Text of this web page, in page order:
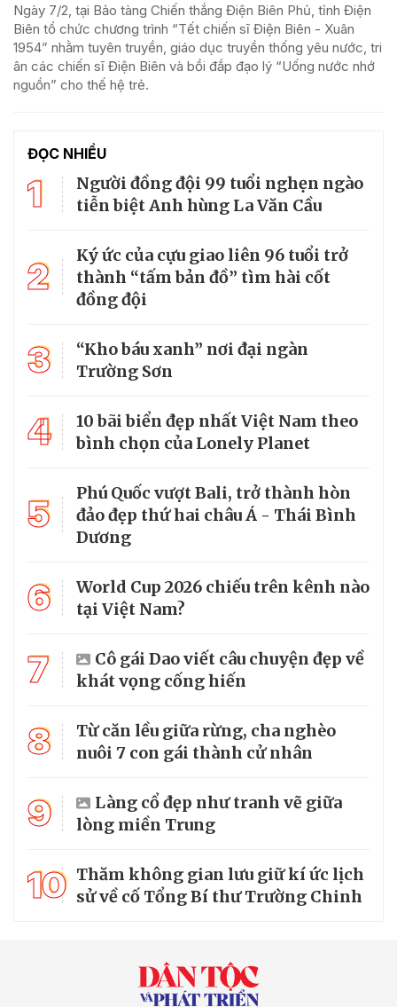
Ngày 7/2, tại Bảo tàng Chiến thắng Điện Biên Phủ, tỉnh Điện
Biên tổ chức chương trình “Tết chiến sĩ Điện Biên - Xuân
1954” nhằm tuyên truyền, giáo dục truyền thống yêu nước, tri
ân các chiến sĩ Điện Biên và bồi đắp đạo lý “Uống nước nhớ
nguồn” cho thế hệ trẻ.
ĐỌC NHIỀU
1
Người đồng đội 99 tuổi nghẹn ngào
tiễn biệt Anh hùng La Văn Cầu
2
Ký ức của cựu giao liên 96 tuổi trở
thành “tấm bản đồ” tìm hài cốt
đồng đội
3
“Kho báu xanh” nơi đại ngàn
Trường Sơn
4
10 bãi biển đẹp nhất Việt Nam theo
bình chọn của Lonely Planet
5
Phú Quốc vượt Bali, trở thành hòn
đảo đẹp thứ hai châu Á - Thái Bình
Dương
6
World Cup 2026 chiếu trên kênh nào
tại Việt Nam?
7
Cô gái Dao viết câu chuyện đẹp về
khát vọng cống hiến
8
Từ căn lều giữa rừng, cha nghèo
nuôi 7 con gái thành cử nhân
9
Làng cổ đẹp như tranh vẽ giữa
lòng miền Trung
10 Thăm không gian lưu giữ kí ức lịch
sử về cố Tổng Bí thư Trường Chinh